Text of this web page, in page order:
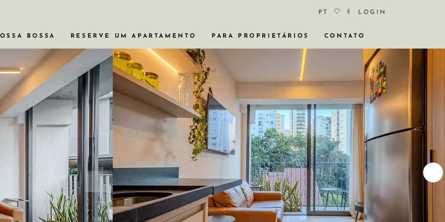
PT LOGIN
BOSSA RESERVE UM APARTAMENTO
APARTAMENTOS COM BANHEIRA
APARTAMENTOS EM PRÉDIOS HISTÓRICOS
APARTAMENTOS PARA VIAGENS A NEGÓCIO
APARTAMENTOS COM PISCINA
APARTAMENTOS DE 2 OU 3 QUARTOS
VER TODOS
PARA PROPRIETÁRIOS CONTATO